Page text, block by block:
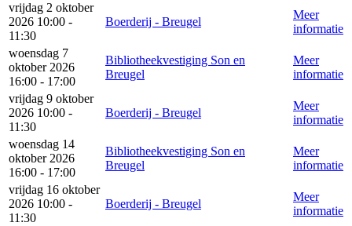
vrijdag 2 oktober
2026 10:00 -
11:30
Boerderij - Breugel
Meer
informatie
woensdag 7
oktober 2026
16:00 - 17:00
Bibliotheekvestiging Son en
Breugel
Meer
informatie
vrijdag 9 oktober
2026 10:00 -
11:30
Boerderij - Breugel
Meer
informatie
woensdag 14
oktober 2026
16:00 - 17:00
Bibliotheekvestiging Son en
Breugel
Meer
informatie
vrijdag 16 oktober
2026 10:00 -
11:30
Boerderij - Breugel
Meer
informatie